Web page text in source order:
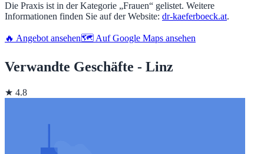
Die Praxis ist in der Kategorie „Frauen“ gelistet. Weitere
Informationen finden Sie auf der Website: dr-kaeferboeck.at.
🔥 Angebot ansehen🗺️ Auf Google Maps ansehen
Verwandte Geschäfte - Linz
★ 4.8